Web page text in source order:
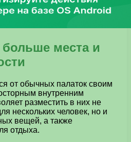
места и
от обычных палаток своим
внутренним
разместить в них не
нескольких человек, но и
вещей, а также
отдыха.